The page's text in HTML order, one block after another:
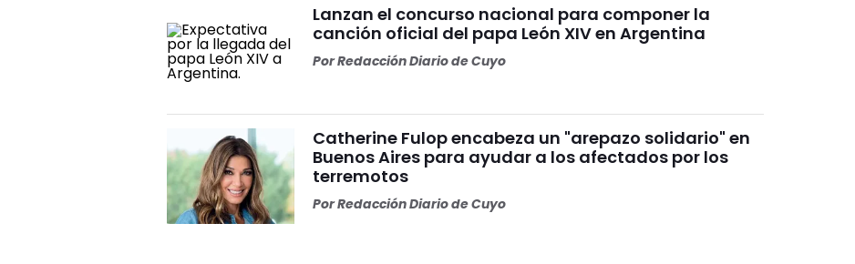
Lanzan el concurso nacional para componer la
canción oficial del papa León XIV en Argentina
PorRedacción Diario de Cuyo
Catherine Fulop encabeza un "arepazo solidario" en
Buenos Aires para ayudar a los afectados por los
terremotos
PorRedacción Diario de Cuyo